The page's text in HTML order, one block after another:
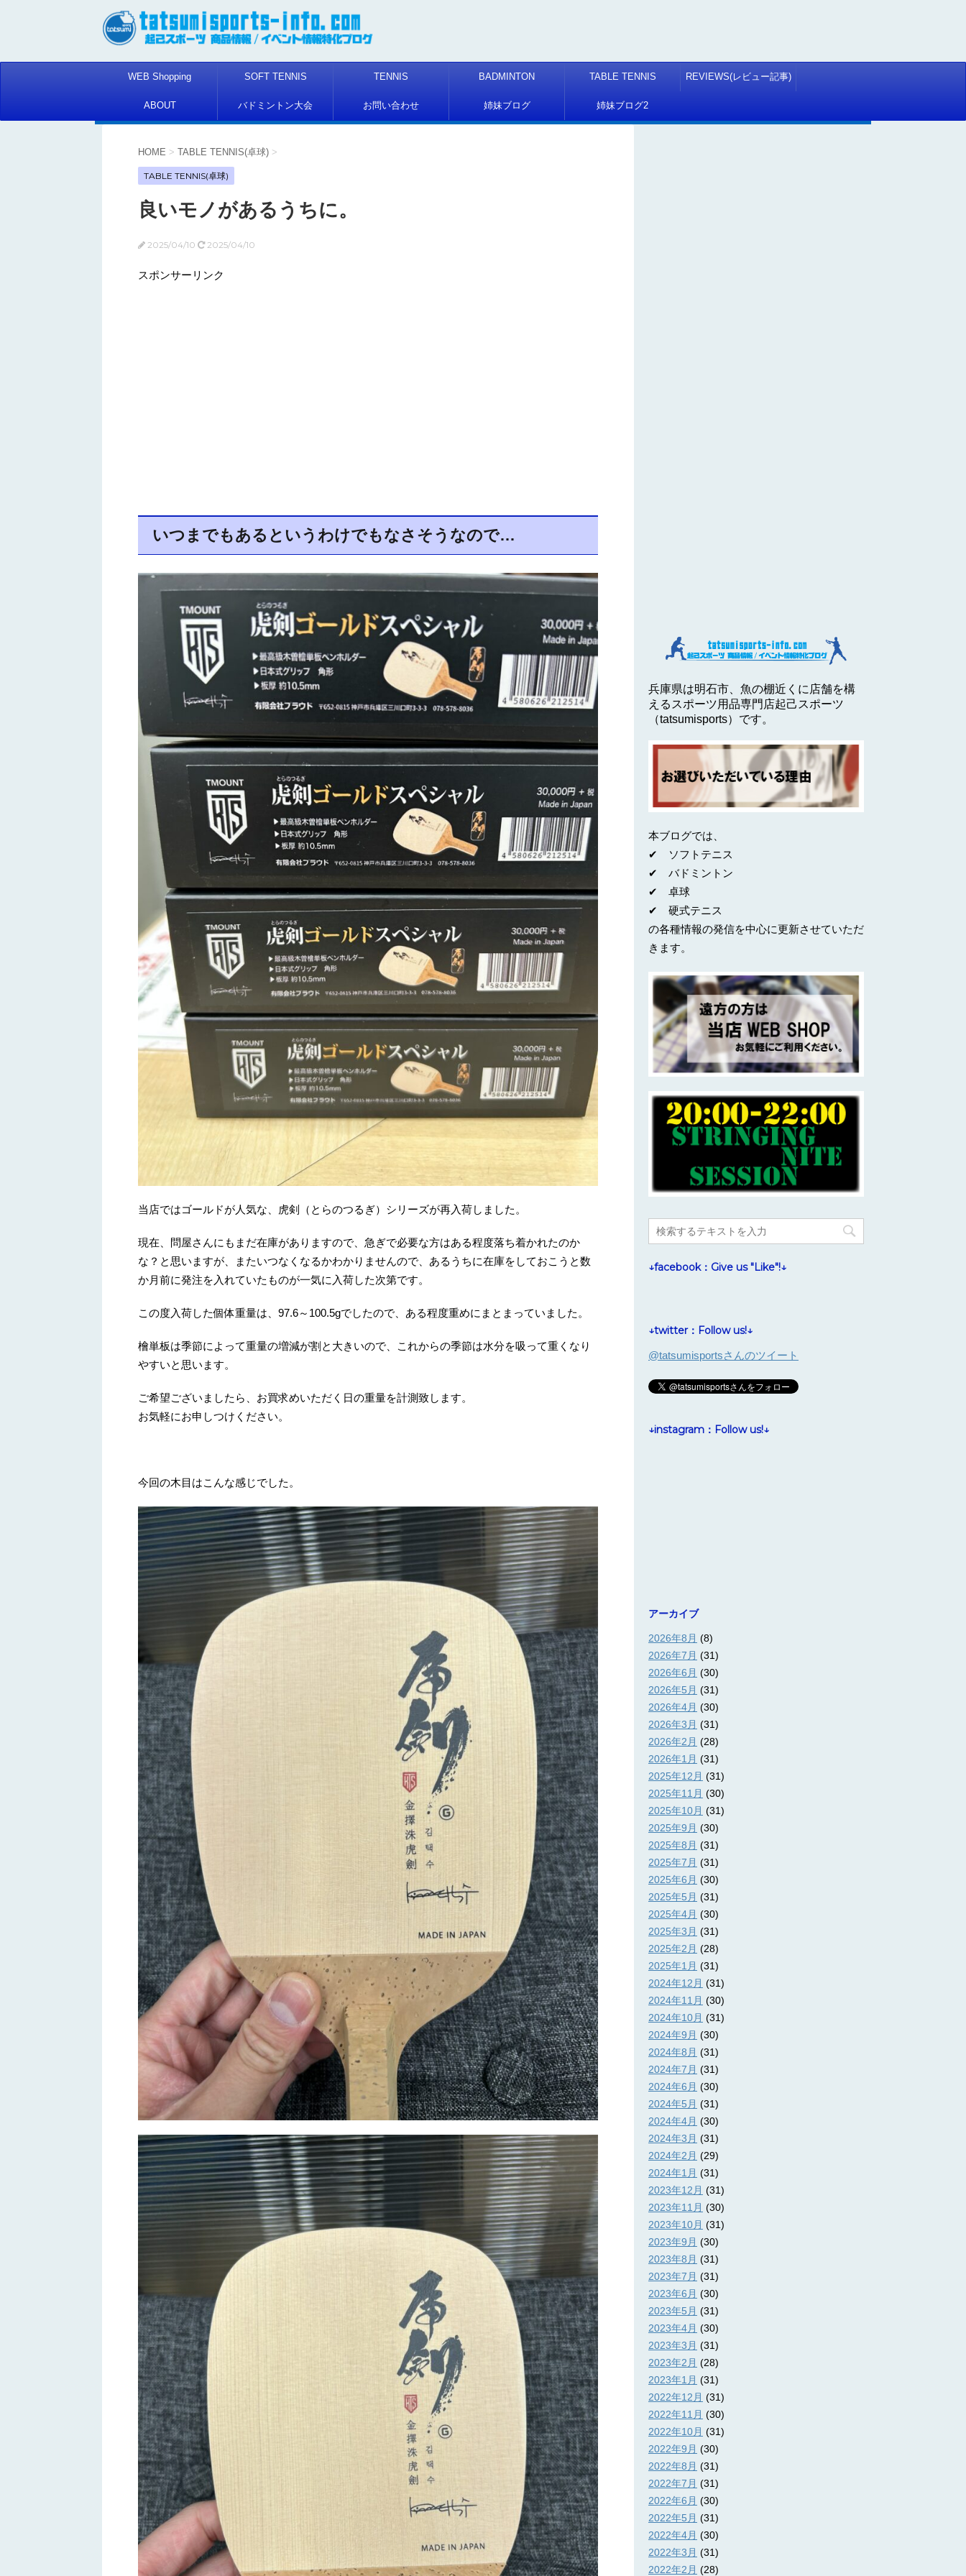
WEB Shopping SOFT TENNIS TENNIS BADMINTON TABLE TENNIS REVIEWS(レビュー記事)
ABOUT バドミントン大会 お問い合わせ 姉妹ブログ 姉妹ブログ2
HOME > TABLE TENNIS(卓球) >
TABLE TENNIS(卓球)
良いモノがあるうちに。
2025/04/10 2025/04/10
スポンサーリンク
いつまでもあるというわけでもなさそうなので…
当店ではゴールドが人気な、虎剣（とらのつるぎ）シリーズが再入荷しました。
現在、問屋さんにもまだ在庫がありますので、急ぎで必要な方はある程度落ち着かれたのか
な？と思いますが、またいつなくなるかわかりませんので、あるうちに在庫をしておこうと数
か月前に発注を入れていたものが一気に入荷した次第です。
この度入荷した個体重量は、97.6～100.5gでしたので、ある程度重めにまとまっていました。
檜単板は季節によって重量の増減が割と大きいので、これからの季節は水分を吸って重くなり
やすいと思います。
ご希望ございましたら、お買求めいただく日の重量を計測致します。
お気軽にお申しつけください。
今回の木目はこんな感じでした。
兵庫県は明石市、魚の棚近くに店舗を構
えるスポーツ用品専門店起己スポーツ
（tatsumisports）です。
本ブログでは、
✔ ソフトテニス
✔ バドミントン
✔ 卓球
✔ 硬式テニス
の各種情報の発信を中心に更新させていただ
きます。
↓facebook：Give us "Like"!↓
↓twitter：Follow us!↓
@tatsumisportsさんのツイート
↓instagram：Follow us!↓
アーカイブ
2026年8月 (8)
2026年7月 (31)
2026年6月 (30)
2026年5月 (31)
2026年4月 (30)
2026年3月 (31)
2026年2月 (28)
2026年1月 (31)
2025年12月 (31)
2025年11月 (30)
2025年10月 (31)
2025年9月 (30)
2025年8月 (31)
2025年7月 (31)
2025年6月 (30)
2025年5月 (31)
2025年4月 (30)
2025年3月 (31)
2025年2月 (28)
2025年1月 (31)
2024年12月 (31)
2024年11月 (30)
2024年10月 (31)
2024年9月 (30)
2024年8月 (31)
2024年7月 (31)
2024年6月 (30)
2024年5月 (31)
2024年4月 (30)
2024年3月 (31)
2024年2月 (29)
2024年1月 (31)
2023年12月 (31)
2023年11月 (30)
2023年10月 (31)
2023年9月 (30)
2023年8月 (31)
2023年7月 (31)
2023年6月 (30)
2023年5月 (31)
2023年4月 (30)
2023年3月 (31)
2023年2月 (28)
2023年1月 (31)
2022年12月 (31)
2022年11月 (30)
2022年10月 (31)
2022年9月 (30)
2022年8月 (31)
2022年7月 (31)
2022年6月 (30)
2022年5月 (31)
2022年4月 (30)
2022年3月 (31)
2022年2月 (28)